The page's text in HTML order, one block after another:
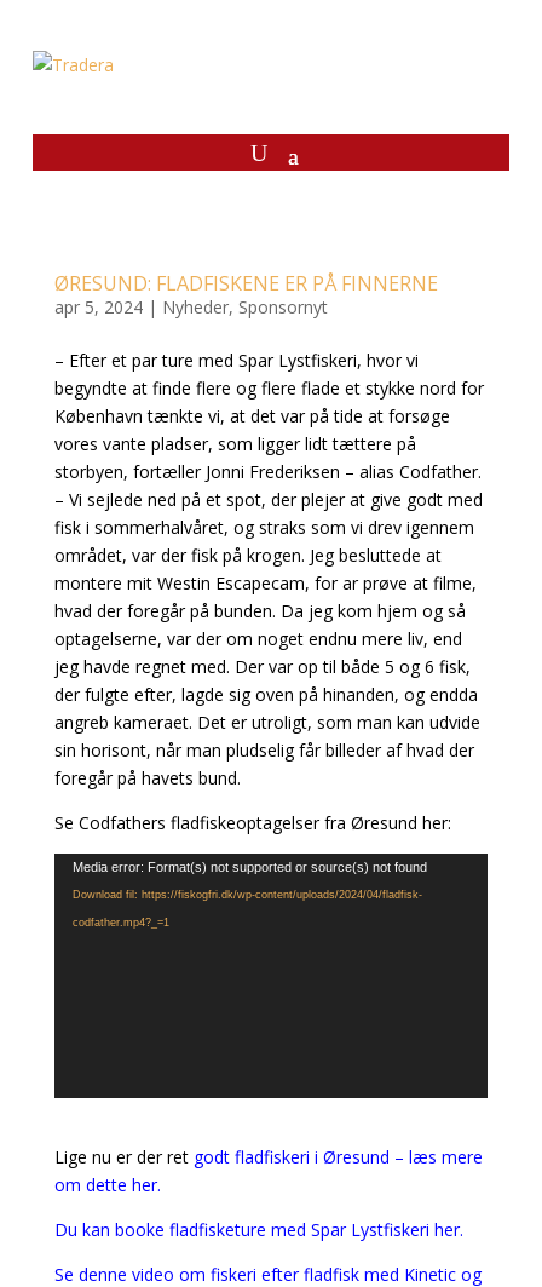
ØRESUND: FLADFISKENE ER PÅ FINNERNE
apr 5, 2024| Nyheder, Sponsornyt
– Efter et par ture med Spar Lystfiskeri, hvor vi
begyndte at finde flere og flere flade et stykke nord for
København tænkte vi, at det var på tide at forsøge
vores vante pladser, som ligger lidt tættere på
storbyen, fortæller Jonni Frederiksen – alias Codfather.
– Vi sejlede ned på et spot, der plejer at give godt med
fisk i sommerhalvåret, og straks som vi drev igennem
området, var der fisk på krogen. Jeg besluttede at
montere mit Westin Escapecam, for ar prøve at filme,
hvad der foregår på bunden. Da jeg kom hjem og så
optagelserne, var der om noget endnu mere liv, end
jeg havde regnet med. Der var op til både 5 og 6 fisk,
der fulgte efter, lagde sig oven på hinanden, og endda
angreb kameraet. Det er utroligt, som man kan udvide
sin horisont, når man pludselig får billeder af hvad der
foregår på havets bund.
Se Codfathers fladfiskeoptagelser fra Øresund her:
Videoafspiller
Media error: Format(s) not supported or source(s) not found
Download fil: https://fiskogfri.dk/wp-content/uploads/2024/04/fladfisk-
codfather.mp4?_=1
Lige nu er der ret godt fladfiskeri i Øresund – læs mere
om dette her.
Du kan booke fladfisketure med Spar Lystfiskeri her.
Se denne video om fiskeri efter fladfisk med Kinetic og